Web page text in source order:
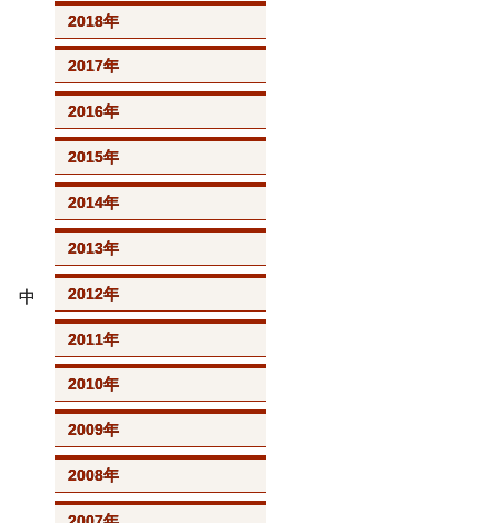
中
2018年
2017年
2016年
2015年
2014年
2013年
2012年
2011年
2010年
2009年
2008年